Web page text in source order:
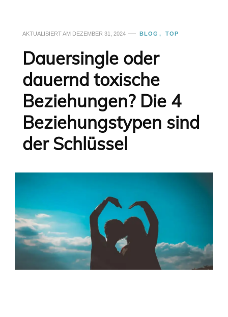
AKTUALISIERT AM DEZEMBER 31, 2024 BLOG TOP
Dauersingle oder
dauernd toxische
Beziehungen? Die 4
Beziehungstypen sind
der Schlüssel